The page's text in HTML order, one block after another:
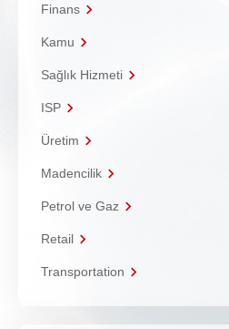
Finans
Kamu
Sağlık Hizmeti
ISP
Üretim
Madencilik
Petrol ve Gaz
Retail
Transportation